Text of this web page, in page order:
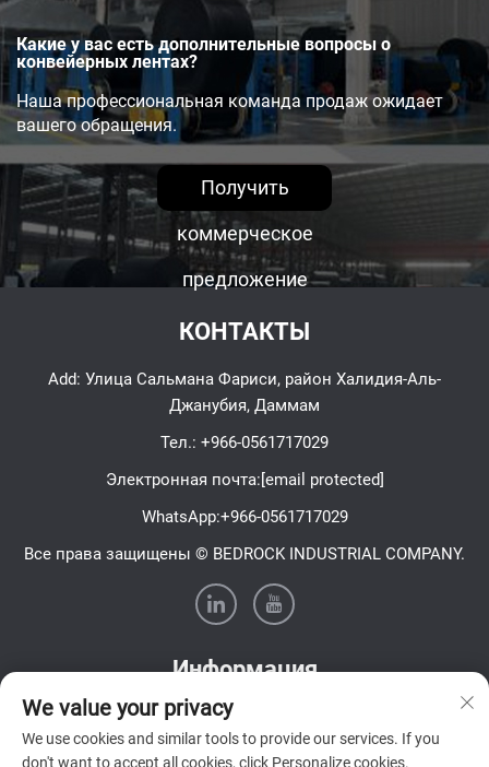
Какие у вас есть дополнительные вопросы о
конвейерных лентах?
Наша профессиональная команда продаж ожидает
вашего обращения.
Получить
коммерческое
предложение
КОНТАКТЫ
Add: Улица Сальмана Фариси, район Халидия-Аль-
Джанубия, Даммам
Тел.: +966-0561717029
Электронная почта:[email protected]
WhatsApp:+966-0561717029
Все права защищены © BEDROCK INDUSTRIAL COMPANY.
Информация
Подпишитесь на нашу еженедельную рассылку
We value your privacy
We use cookies and similar tools to provide our services. If you
don't want to accept all cookies, click Personalize cookies.